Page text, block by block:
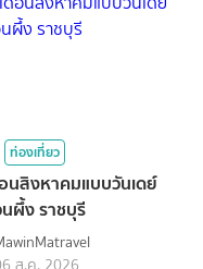
ท่องเที่ยว
นสิงหาคมแบบวันเดย์
ผึ้ง ราชบุรี